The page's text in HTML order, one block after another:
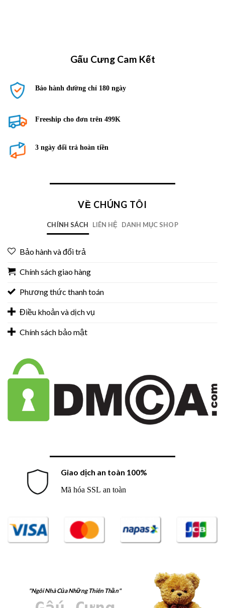
Gấu Cưng Cam Kết
Bảo hành đường chỉ 180 ngày
Freeship cho đơn trên 499K
3 ngày đổi trả hoàn tiền
VỀ CHÚNG TÔI
CHÍNH SÁCH LIÊN HỆ DANH MỤC SHOP
Bảo hành và đổi trả
Chính sách giao hàng
Phương thức thanh toán
Điều khoản và dịch vụ
Chính sách bảo mật
Giao dịch an toàn 100%
Mã hóa SSL an toàn
"Ngôi Nhà Của Những Thiên Thần"